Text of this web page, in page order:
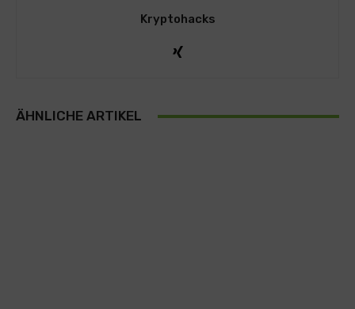
Kryptohacks
ÄHNLICHE ARTIKEL